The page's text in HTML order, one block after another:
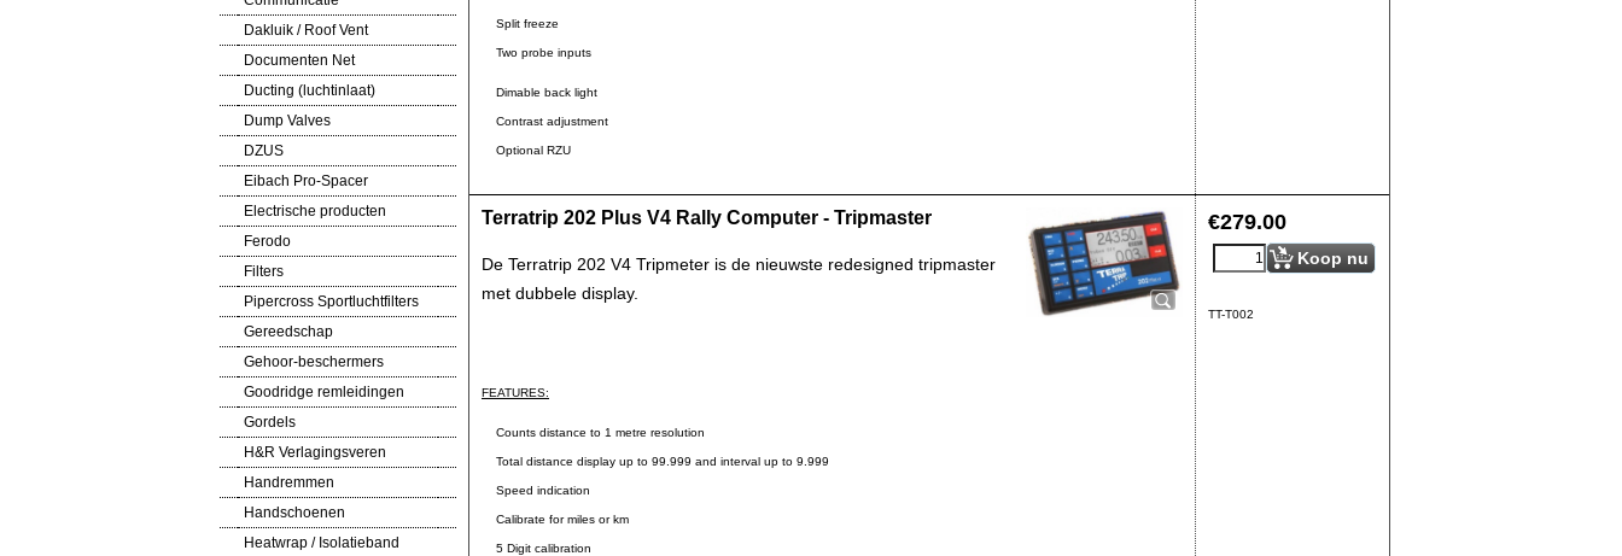
Dakluik / Roof Vent
Documenten Net
Ducting (luchtinlaat)
Dump Valves
DZUS
Eibach Pro-Spacer
Electrische producten
Ferodo
Filters
Pipercross Sportluchtfilters
Gereedschap
Gehoor-beschermers
Goodridge remleidingen
Gordels
H&R Verlagingsveren
Handremmen
Handschoenen
Heatwrap / Isolatieband
Split freeze
Two probe inputs
Dimable back light
Contrast adjustment
Optional RZU
€279.00
Koop nu
TT-T002
Terratrip 202 Plus V4 Rally Computer - Tripmaster
De Terratrip 202 V4 Tripmeter is de nieuwste redesigned tripmaster
met dubbele display.
FEATURES:
Counts distance to 1 metre resolution
Total distance display up to 99.999 and interval up to 9.999
Speed indication
Calibrate for miles or km
5 Digit calibration